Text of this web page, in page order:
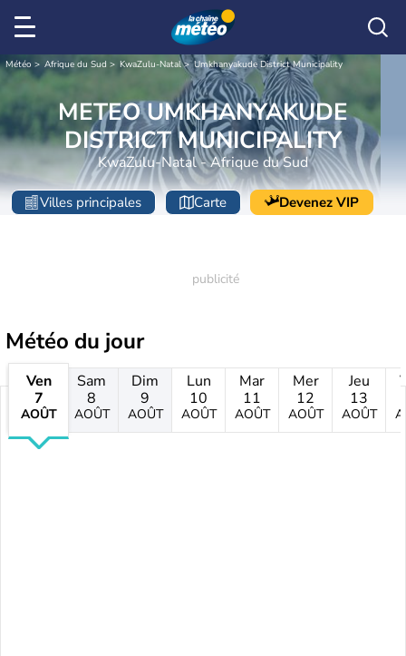
Météo Afrique du Sud KwaZulu-Natal Umkhanyakude District Municipality
METEO UMKHANYAKUDE
DISTRICT MUNICIPALITY
KwaZulu-Natal - Afrique du Sud
Villes principales Carte Devenez VIP
Météo du jour
Ven
7
AOÛT
Sam
8
AOÛT
Dim
9
AOÛT
Lun
10
AOÛT
Mar
11
AOÛT
Mer
12
AOÛT
Jeu
13
AOÛT